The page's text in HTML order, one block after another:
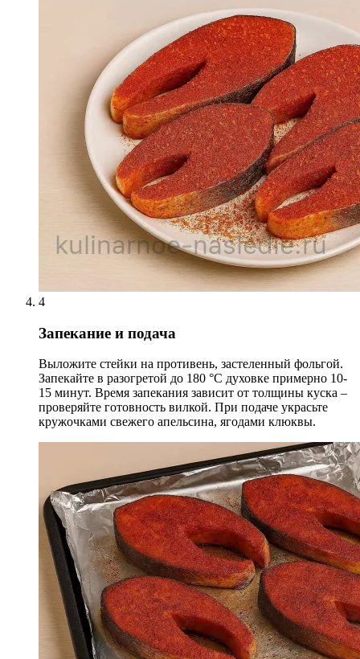
4
Запекание и подача
Выложите стейки на противень, застеленный фольгой.
Запекайте в разогретой до 180 °С духовке примерно 10-
15 минут. Время запекания зависит от толщины куска –
проверяйте готовность вилкой. При подаче украсьте
кружочками свежего апельсина, ягодами клюквы.